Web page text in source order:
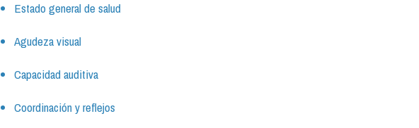
Estado general de salud
Agudeza visual
Capacidad auditiva
Coordinación y reflejos